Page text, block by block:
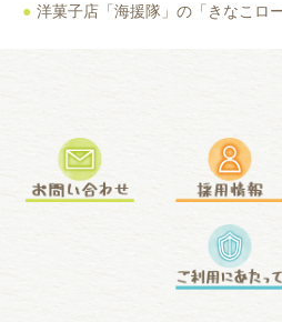
洋菓子店「海援隊」の「きなこロ